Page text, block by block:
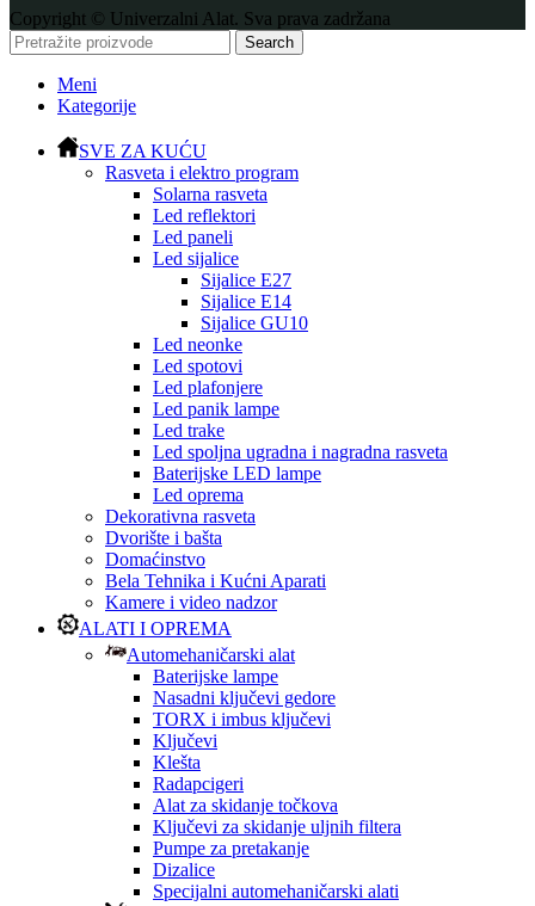
Copyright © Univerzalni Alat. Sva prava zadržana
Search
Meni
Kategorije
SVE ZA KUĆU
Rasveta i elektro program
Solarna rasveta
Led reflektori
Led paneli
Led sijalice
Sijalice E27
Sijalice E14
Sijalice GU10
Led neonke
Led spotovi
Led plafonjere
Led panik lampe
Led trake
Led spoljna ugradna i nagradna rasveta
Baterijske LED lampe
Led oprema
Dekorativna rasveta
Dvorište i bašta
Domaćinstvo
Bela Tehnika i Kućni Aparati
Kamere i video nadzor
ALATI I OPREMA
Automehaničarski alat
Baterijske lampe
Nasadni ključevi gedore
TORX i imbus ključevi
Ključevi
Klešta
Radapcigeri
Alat za skidanje točkova
Ključevi za skidanje uljnih filtera
Pumpe za pretakanje
Dizalice
Specijalni automehaničarski alati